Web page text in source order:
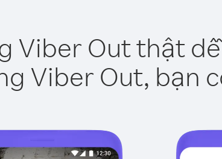
Viber Out thật
Viber Out, bạn